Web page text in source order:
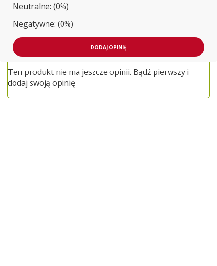
Neutralne: (0%)
Negatywne: (0%)
DODAJ OPINIĘ
Ten produkt nie ma jeszcze opinii. Bądź pierwszy i
dodaj swoją opinię